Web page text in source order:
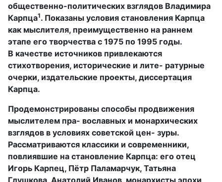
общественно-политических взглядов Владимира
Карпца1. Показаны условия становления Карпца
как мыслителя, преимущественно на раннем
этапе его творчества с 1975 по 1995 годы.
В качестве источников привлекаются
стихотворения, исторические и лите- ратурные
очерки, издательские проекты, диссертация
Карпца.
Продемонстрированы способы продвижения
мыслителем пра- вославных и монархических
взглядов в условиях советской цен- зуры.
Рассматриваются классики и современники,
повлиявшие на становление Карпца: его отец
Игорь Карпец, Пётр Паламарчук, Татьяна